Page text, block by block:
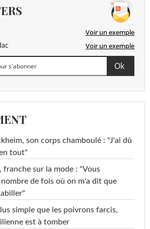
Voir un exemple
Voir un exemple
son corps chamboulé : "J'ai dû
tout"
franche sur la mode : "Vous
nombre de fois où on m'a dit que
simple que les poivrons farcis,
est à tomber